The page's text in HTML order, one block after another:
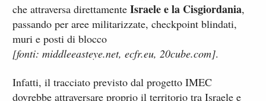
che attraversa direttamenteIsraele e la Cisgiordania,
passando per aree militarizzate, checkpoint blindati,
muri e posti di blocco
[fonti: middleeasteye.net, ecfr.eu, 20cube.com].
Infatti, il tracciato previsto dal progetto IMEC
dovrebbe attraversare proprio il territorio tra Israele e